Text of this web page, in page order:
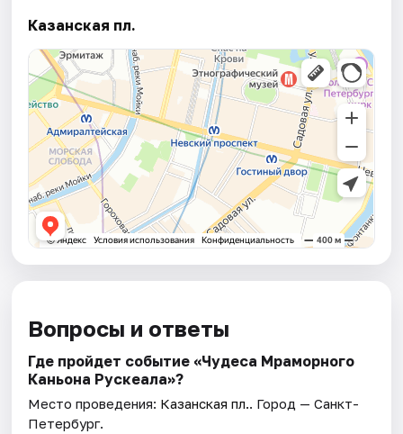
Казанская пл.
Вопросы и ответы
Где пройдет событие «Чудеса Мраморного
Каньона Рускеала»?
Место проведения: Казанская пл.. Город — Санкт-
Петербург.